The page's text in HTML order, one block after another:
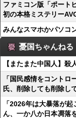
ファミコン版「ポート
初の本格ミステリー
みんなスマホかパソコ
憂国ちゃんねる
【またまた中国人】
「国民感情をコント
氏、削除しても削除し
「2026年は大暴落が
ん、一か八か日本凋落